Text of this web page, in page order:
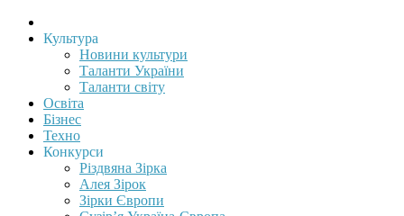
Культура
Новини культури
Таланти України
Таланти світу
Освіта
Бізнес
Техно
Конкурси
Різдвяна Зірка
Алея Зірок
Зірки Європи